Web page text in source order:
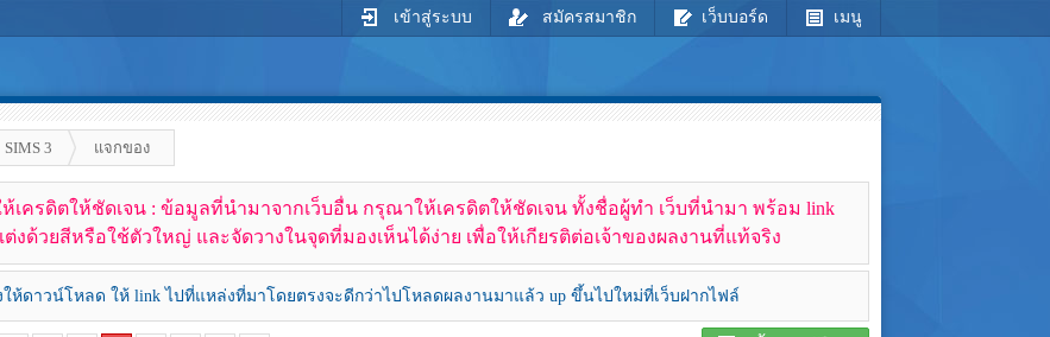
เข้าสู่ระบบ สมัครสมาชิก เว็บบอร์ด เมนู
SIMS 3 แจกของ
เครดิตให้ชัดเจน : ข้อมูลที่นำมาจากเว็บอื่น กรุณาให้เครดิตให้ชัดเจน ทั้งชื่อผู้ทำ เว็บที่นำมา พร้อม link
งด้วยสีหรือใช้ตัวใหญ่ และจัดวางในจุดที่มองเห็นได้ง่าย เพื่อให้เกียรติต่อเจ้าของผลงานที่แท้จริง
ห้ดาวน์โหลด ให้ link ไปที่แหล่งที่มาโดยตรงจะดีกว่าไปโหลดผลงานมาแล้ว up ขึ้นไปใหม่ที่เว็บฝากไฟล์